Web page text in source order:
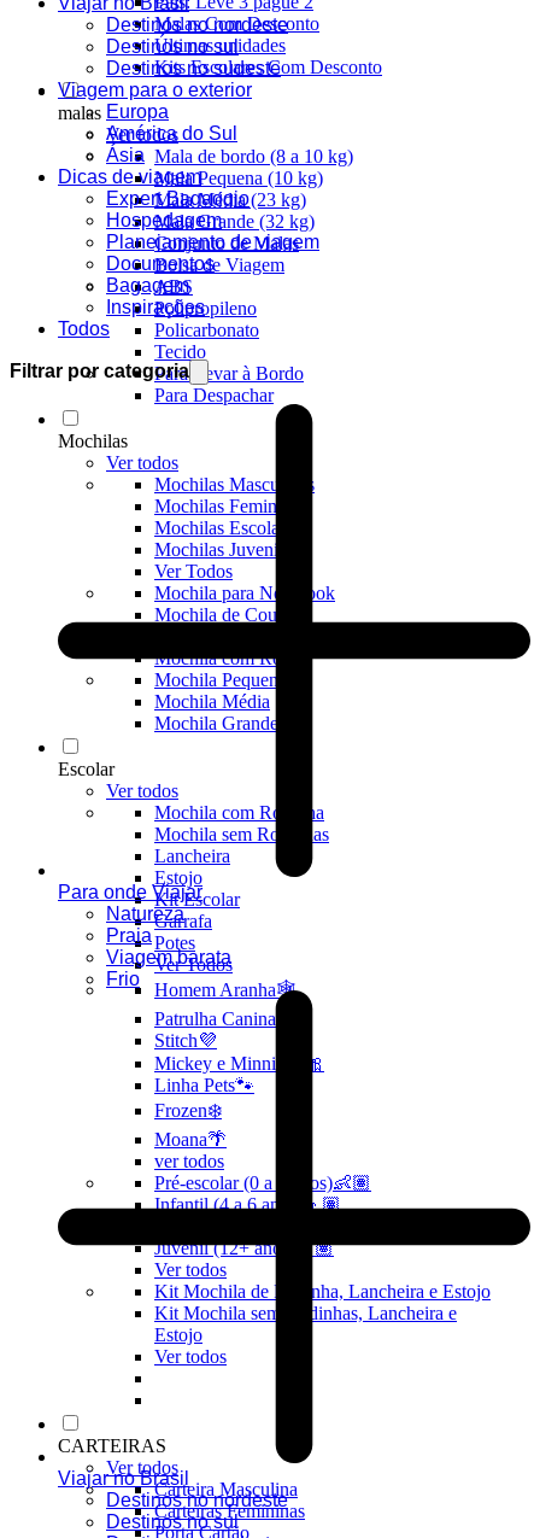
Malas Com Desconto
Últimas unidades
Kits Escolares Com Desconto
malas
Ver todos
Mala de bordo (8 a 10 kg)
Mala Pequena (10 kg)
Mala Média (23 kg)
Mala Grande (32 kg)
Conjunto de Malas
Bolsa de Viagem
ABS
Polipropileno
Policarbonato
Tecido
Para Levar à Bordo
Para Despachar
Mochilas
Ver todos
Mochilas Masculinas
Mochilas Femininas
Mochilas Escolares
Mochilas Juvenis
Ver Todos
Mochila para Notebook
Mochila de Couro
Mochila com Rodas
Mochila Pequena
Mochila Média
Mochila Grande
Escolar
Ver todos
Mochila com Rodinha
Mochila sem Rodinhas
Lancheira
Estojo
Kit Escolar
Garrafa
Potes
Ver Todos
Homem Aranha🕸️
Patrulha Canina🐶
Stitch💜
Mickey e Minnie🐭🎀
Linha Pets🐾
Frozen❄️
Moana🌴
ver todos
Pré-escolar (0 a 3 anos)👶🏽
Infantil (4 a 6 anos)👦🏽
Juvenil (12+ anos)👨🏽
Ver todos
Kit Mochila de Rodinha, Lancheira e Estojo
Kit Mochila sem Rodinhas, Lancheira e
Estojo
Ver todos
CARTEIRAS
Ver todos
Carteira Masculina
Carteiras Femininas
Porta Cartão
Destinos no nordeste
Destinos no sul
Destinos no sudeste
Viagem para o exterior
Europa
América do Sul
Ásia
Dicas de viagem
Expert Bagaggio
Hospedagem
Planejamento de viagem
Documentos
Bagagem
Inspirações
Todos
Filtrar por categoria
Para onde Viajar
Natureza
Praia
Viagem barata
Frio
Viajar no Brasil
Destinos no nordeste
Destinos no sul